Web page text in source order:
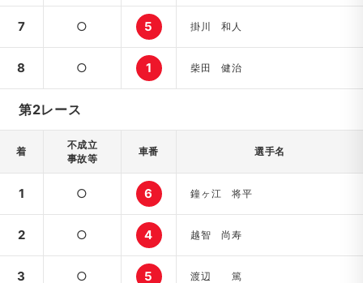
7 ○ 5 掛川 和人
8 ○ 1 柴田 健治
第2レース
着
不成立
事故等
車番 選手名
1 ○ 6 鐘ヶ江 将平
2 ○ 4 越智 尚寿
3 ○ 5 渡辺 篤